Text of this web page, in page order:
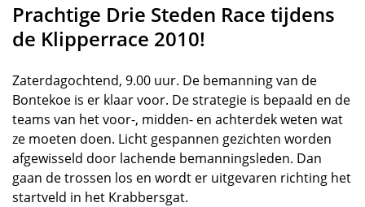
Prachtige Drie Steden Race tijdens
de Klipperrace 2010!
Zaterdagochtend, 9.00 uur. De bemanning van de
Bontekoe is er klaar voor. De strategie is bepaald en de
teams van het voor-, midden- en achterdek weten wat
ze moeten doen. Licht gespannen gezichten worden
afgewisseld door lachende bemanningsleden. Dan
gaan de trossen los en wordt er uitgevaren richting het
startveld in het Krabbersgat.